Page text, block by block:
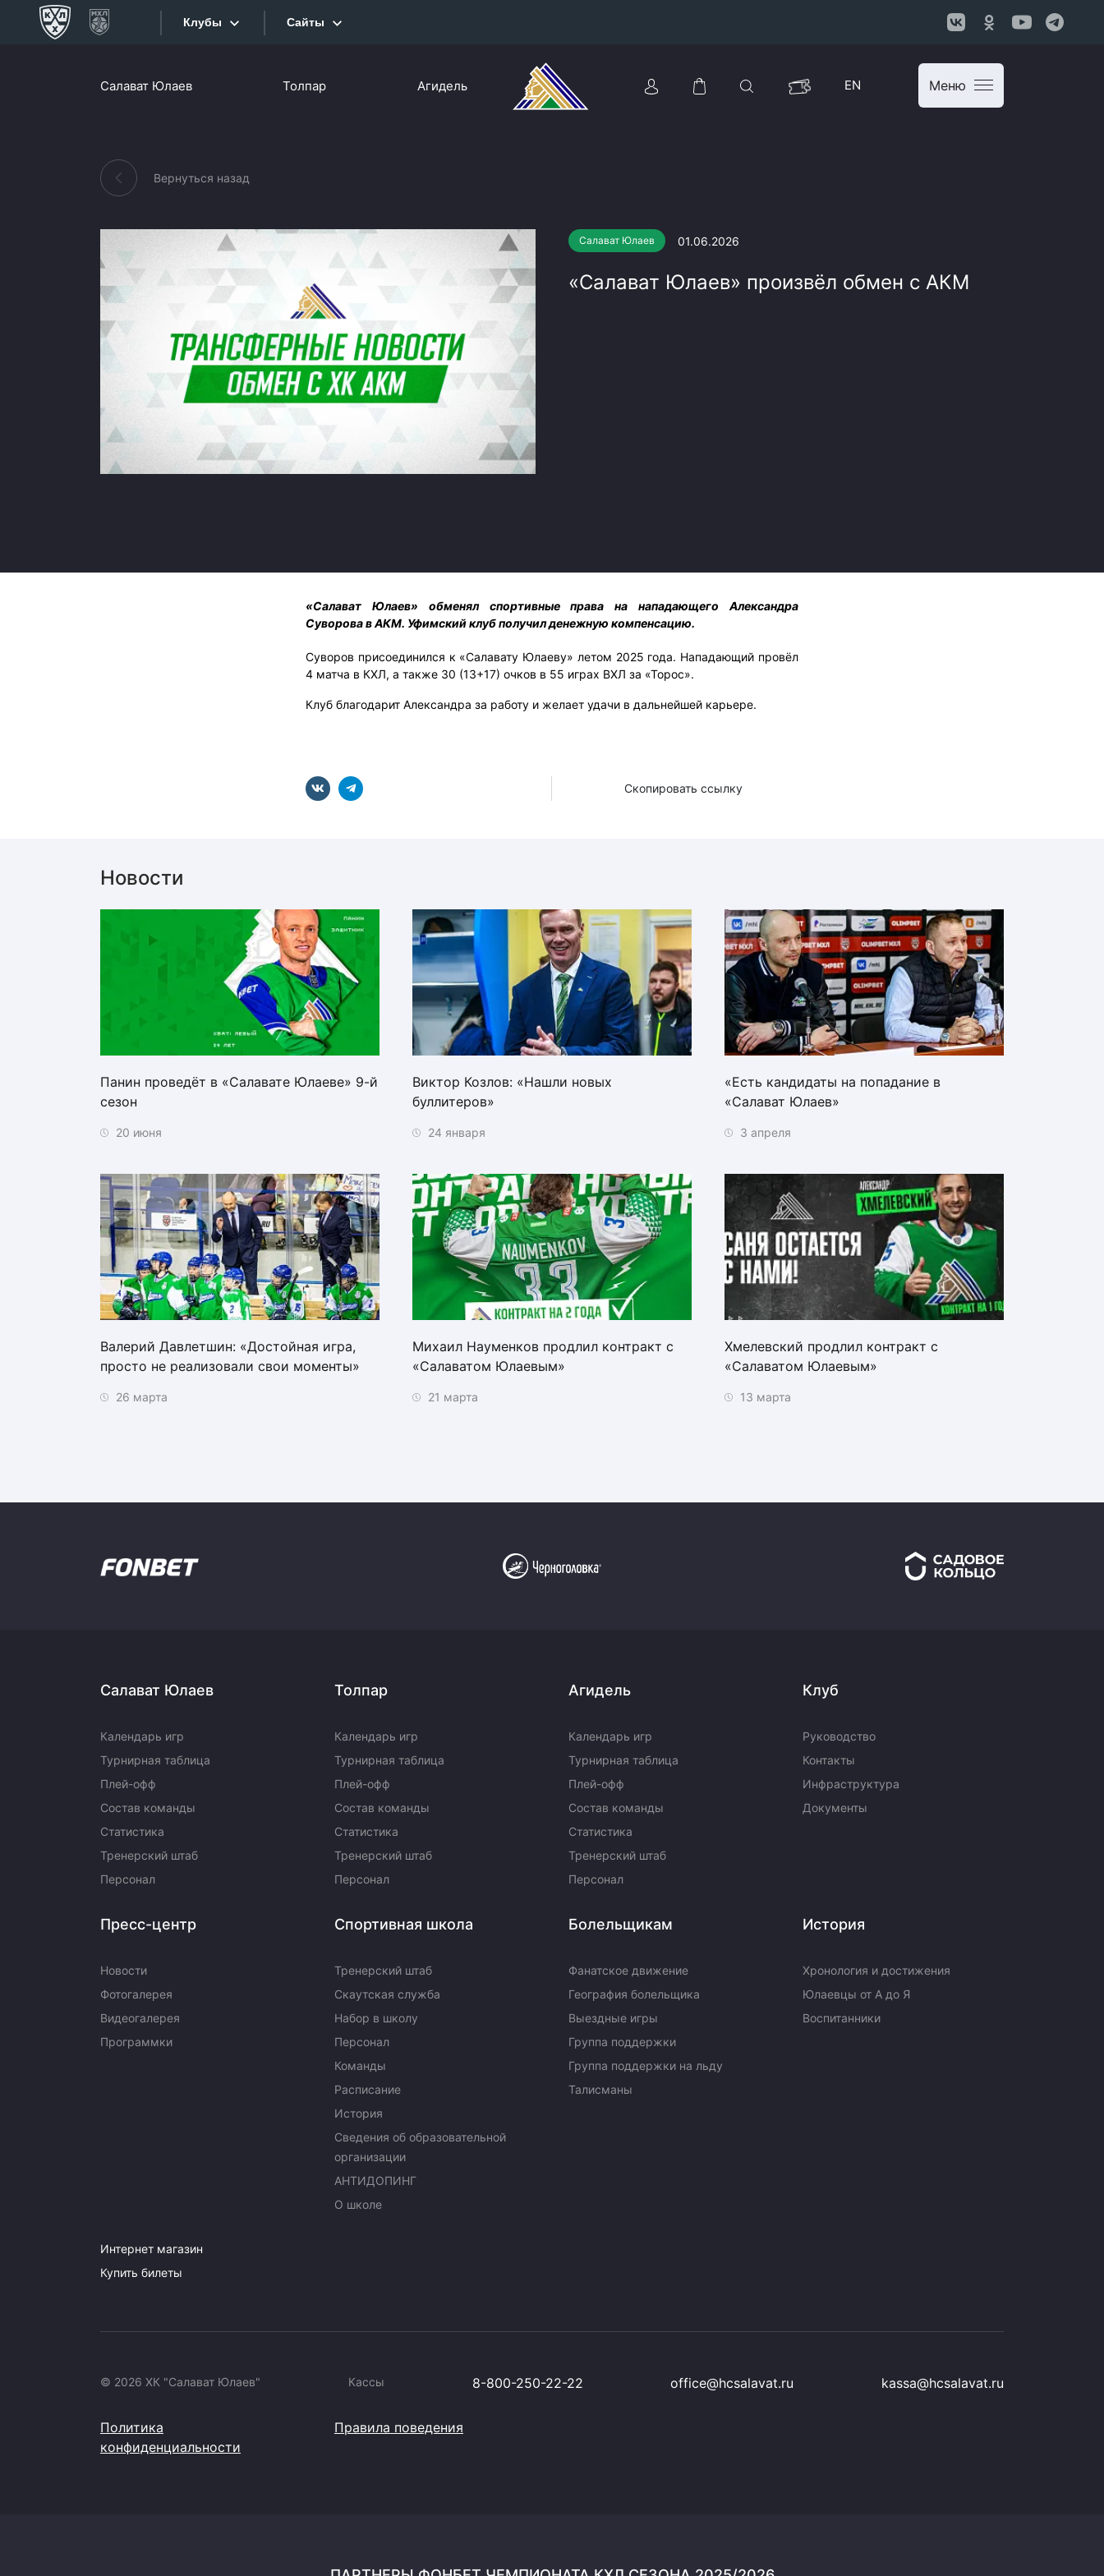
Клубы
Конференция «Запад»
ХК Сочи
Дивизион Тарасова
Динамо М
Локомотив
Северсталь
Шанхайские Драконы
Конференция «Восток»
Дивизион Чернышева
Адмирал
Амур
Барыс
Сайты
Сайты
Интернет-магазин
Фотобанк
Приложение КХЛ
Салават Юлаев Толпар Агидель EN Меню
Вернуться назад
Салават Юлаев 01.06.2026
«Салават Юлаев» произвёл обмен с АКМ
«Салават Юлаев» обменял спортивные права на нападающего Александра
Суворова в АКМ. Уфимский клуб получил денежную компенсацию.
Суворов присоединился к «Салавату Юлаеву» летом 2025 года. Нападающий провёл
4 матча в КХЛ, а также 30 (13+17) очков в 55 играх ВХЛ за «Торос».
Клуб благодарит Александра за работу и желает удачи в дальнейшей карьере.
Скопировать ссылку
Новости
Панин проведёт в «Салавате Юлаеве» 9-й
сезон
20 июня
Виктор Козлов: «Нашли новых
буллитеров»
24 января
«Есть кандидаты на попадание в
«Салават Юлаев»
3 апреля
Валерий Давлетшин: «Достойная игра,
просто не реализовали свои моменты»
26 марта
Михаил Науменков продлил контракт с
«Салаватом Юлаевым»
21 марта
Хмелевский продлил контракт с
«Салаватом Юлаевым»
13 марта
Салават Юлаев
Календарь игр
Турнирная таблица
Плей-офф
Состав команды
Статистика
Тренерский штаб
Персонал
Толпар
Календарь игр
Турнирная таблица
Плей-офф
Состав команды
Статистика
Тренерский штаб
Персонал
Агидель
Календарь игр
Турнирная таблица
Плей-офф
Состав команды
Статистика
Тренерский штаб
Персонал
Клуб
Руководство
Контакты
Инфраструктура
Документы
Пресс-центр
Новости
Фотогалерея
Видеогалерея
Программки
Спортивная школа
Тренерский штаб
Скаутская служба
Набор в школу
Персонал
Команды
Расписание
История
Сведения об образовательной
организации
АНТИДОПИНГ
О школе
Болельщикам
Фанатское движение
География болельщика
Выездные игры
Группа поддержки
Группа поддержки на льду
Талисманы
История
Хронология и достижения
Юлаевцы от А до Я
Воспитанники
Интернет магазин
Купить билеты
© 2026 ХК "Салават Юлаев" Кассы 8-800-250-22-22 office@hcsalavat.ru kassa@hcsalavat.ru
Политика
конфиденциальности
Правила поведения